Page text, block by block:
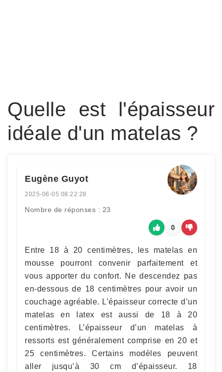
Quelle est l'épaisseur
idéale d'un matelas ?
Eugène Guyot
2025-06-05 08:22:28
Nombre de réponses : 23
0
Entre 18 à 20 centimètres, les matelas en
mousse pourront convenir parfaitement et
vous apporter du confort. Ne descendez pas
en-dessous de 18 centimètres pour avoir un
couchage agréable. L’épaisseur correcte d’un
matelas en latex est aussi de 18 à 20
centimètres. L’épaisseur d’un matelas à
ressorts est généralement comprise en 20 et
25 centimètres. Certains modèles peuvent
aller jusqu’à 30 cm d’épaisseur. 18